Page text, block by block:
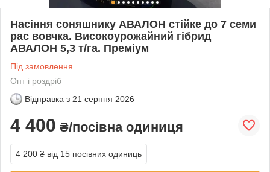
Насіння соняшнику АВАЛОН стійке до 7 семи
рас вовчка. Високоурожайний гібрид
АВАЛОН 5,3 т/га. Преміум
Під замовлення
Опт і роздріб
Відправка з 21 серпня 2026
4 400 ₴/посівна одиниця
4 200 ₴ від 15 посівних одиниць